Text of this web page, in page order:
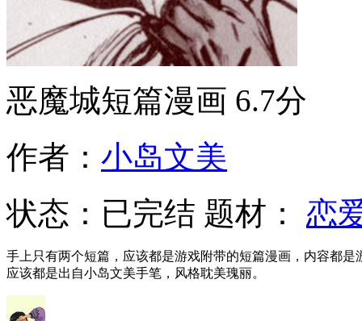
恶魔城短篇漫画 6.7分
作者： 小岛文美
状态： 已完结 题材： 恋
手上只有两个短篇，应该都是游戏附带的短篇漫画，内容都
应该都是出自小岛文美手笔，风格耽美瑰丽。